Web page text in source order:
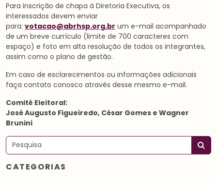
Para inscrição de chapa à Diretoria Executiva, os
interessados devem enviar
para: votacao@abrhsp.org.br um e-mail acompanhado
de um breve currículo (limite de 700 caracteres com
espaço) e foto em alta resolução de todos os integrantes,
assim como o plano de gestão.
Em caso de esclarecimentos ou informações adicionais
faça contato conosco através desse mesmo e-mail.
Comitê Eleitoral:
José Augusto Figueiredo, César Gomes e Wagner
Brunini
Pesquisar
CATEGORIAS